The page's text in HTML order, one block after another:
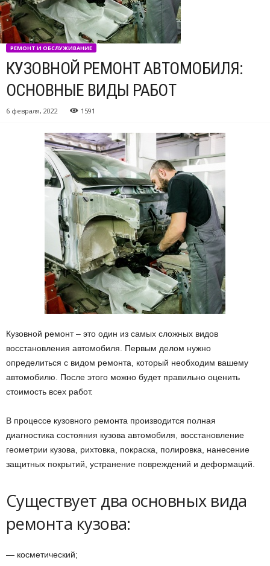
РЕМОНТ И ОБСЛУЖИВАНИЕ
КУЗОВНОЙ РЕМОНТ АВТОМОБИЛЯ:
ОСНОВНЫЕ ВИДЫ РАБОТ
6 февраля, 2022 1591
Кузовной ремонт – это один из самых сложных видов
восстановления автомобиля. Первым делом нужно
определиться с видом ремонта, который необходим вашему
автомобилю. После этого можно будет правильно оценить
стоимость всех работ.
В процессе кузовного ремонта производится полная
диагностика состояния кузова автомобиля, восстановление
геометрии кузова, рихтовка, покраска, полировка, нанесение
защитных покрытий, устранение повреждений и деформаций.
Существует два основных вида
ремонта кузова:
— косметический;